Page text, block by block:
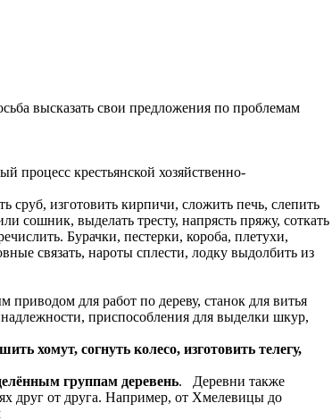
высказать свои предложения по проблемам
процесс крестьянской хозяйственно-
изготовить кирпичи, сложить печь, слепить
сошник, выделать тресту, напрясть пряжу, соткать
Бурачки, пестерки, короба, плетухи,
связать, нароты сплести, лодку выдолбить из
для работ по дереву, станок для витья
приспособления для выделки шкур,
хомут, согнуть колесо, изготовить телегу,
группам деревень. Деревни также
друг от друга. Например, от Хмелевицы до